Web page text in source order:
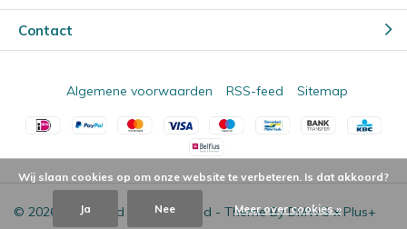
Contact
© 2026 - Powered by Lightspeed - Theme ByDMWSxPlus+
Algemene voorwaarden RSS-feed Sitemap
Wij slaan cookies op om onze website te verbeteren. Is dat akkoord?
Ja Nee Meer over cookies »